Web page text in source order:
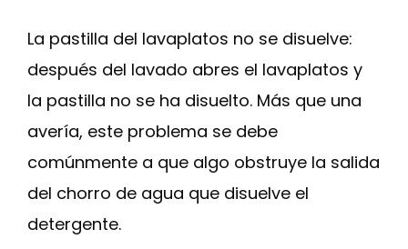
La pastilla del lavaplatos no se disuelve:
después del lavado abres el lavaplatos y
la pastilla no se ha disuelto. Más que una
avería, este problema se debe
comúnmente a que algo obstruye la salida
del chorro de agua que disuelve el
detergente.